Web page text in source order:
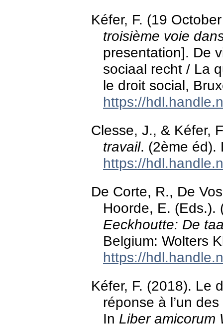
Kéfer, F. (19
troisième voie
presentation]. De
sociaal recht / La
le droit social,
https://
Clesse, J., & Kéfer,
travail. (2ème éd).
https://
De Corte, R., De
Hoorde, E.
Eeckhoutte: De
Belgium: Wolters
https://
Kéfer, F. (2018). Le
réponse à l’un
In Liber amicorum